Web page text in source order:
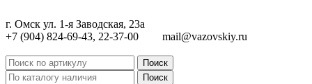
г. Омск ул. 1-я Заводская, 23а
+7 (904) 824-69-43, 22-37-00
mail@vazovskiy.ru
Поиск
Поиск